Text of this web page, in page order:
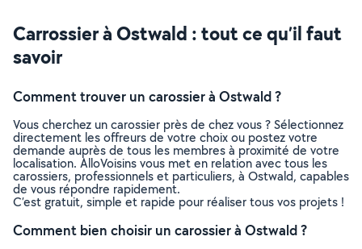
Carrossier à Ostwald : tout ce qu’il faut
savoir
Comment trouver un carossier à Ostwald ?
Vous cherchez un carossier près de chez vous ? Sélectionnez
directement les offreurs de votre choix ou postez votre
demande auprès de tous les membres à proximité de votre
localisation. AlloVoisins vous met en relation avec tous les
carossiers, professionnels et particuliers, à Ostwald, capables
de vous répondre rapidement.
C’est gratuit, simple et rapide pour réaliser tous vos projets !
Comment bien choisir un carossier à Ostwald ?